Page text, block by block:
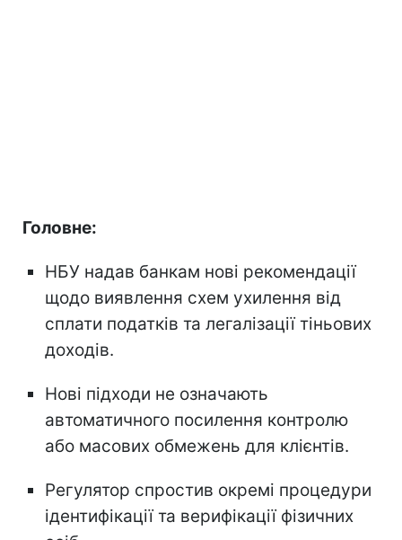
Головне:
НБУ надав банкам нові рекомендації
щодо виявлення схем ухилення від
сплати податків та легалізації тіньових
доходів.
Нові підходи не означають
автоматичного посилення контролю
або масових обмежень для клієнтів.
Регулятор спростив окремі процедури
ідентифікації та верифікації фізичних